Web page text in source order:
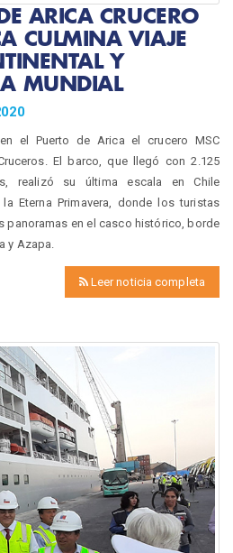
ARICA CRUCERO
CULMINA VIAJE
Y
MUNDIAL
el Puerto de Arica el crucero MSC
El barco, que llegó con 2.125
realizó su última escala en Chile
Eterna Primavera, donde los turistas
panoramas en el casco histórico, borde
y Azapa.
Leer noticia completa